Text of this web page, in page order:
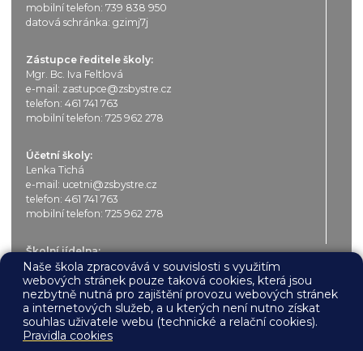
mobilní telefon: 739 838 950
datová schránka: gzimj7j
Zástupce ředitele školy:
Mgr. Bc. Iva Feltlová
e-mail: zastupce@zsbystre.cz
telefon: 461 741 763
mobilní telefon: 725 962 278
Účetní školy:
Lenka Tichá
e-mail: ucetni@zsbystre.cz
telefon: 461 741 763
mobilní telefon: 725 962 278
Školní jídelna:
Marcela Králová (6.00 – 14.30 h)
e-mail:jidelna@zsbystre.cz
telefon:461 741 610
mobilní telefon:725 962 284
Naše škola zpracovává v souvislosti s využitím
webových stránek pouze taková cookies, která jsou
nezbytně nutná pro zajištění provozu webových stránek
a internetových služeb, a u kterých není nutno získat
souhlas uživatele webu (technické a relační cookies).
Pravidla cookies